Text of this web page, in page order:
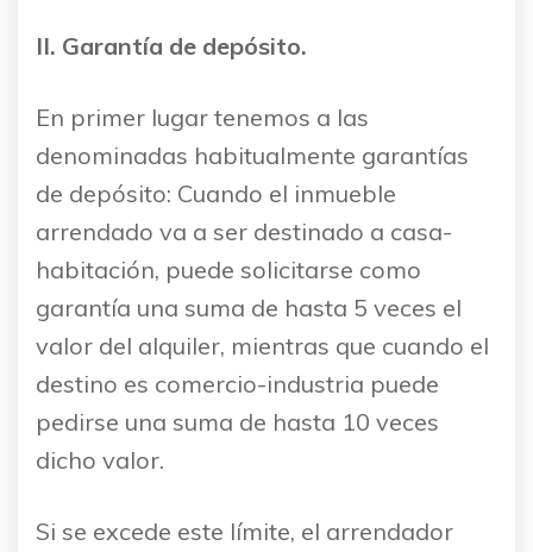
II. Garantía de depósito.
En primer lugar tenemos a las
denominadas habitualmente garantías
de depósito: Cuando el inmueble
arrendado va a ser destinado a casa-
habitación, puede solicitarse como
garantía una suma de hasta 5 veces el
valor del alquiler, mientras que cuando el
destino es comercio-industria puede
pedirse una suma de hasta 10 veces
dicho valor.
Si se excede este límite, el arrendador